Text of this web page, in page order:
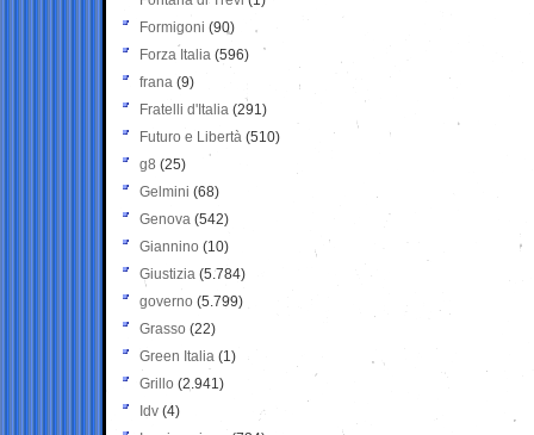
Formigoni (90)
Forza Italia (596)
frana (9)
Fratelli d'Italia (291)
Futuro e Libertà (510)
g8 (25)
Gelmini (68)
Genova (542)
Giannino (10)
Giustizia (5.784)
governo (5.799)
Grasso (22)
Green Italia (1)
Grillo (2.941)
Idv (4)